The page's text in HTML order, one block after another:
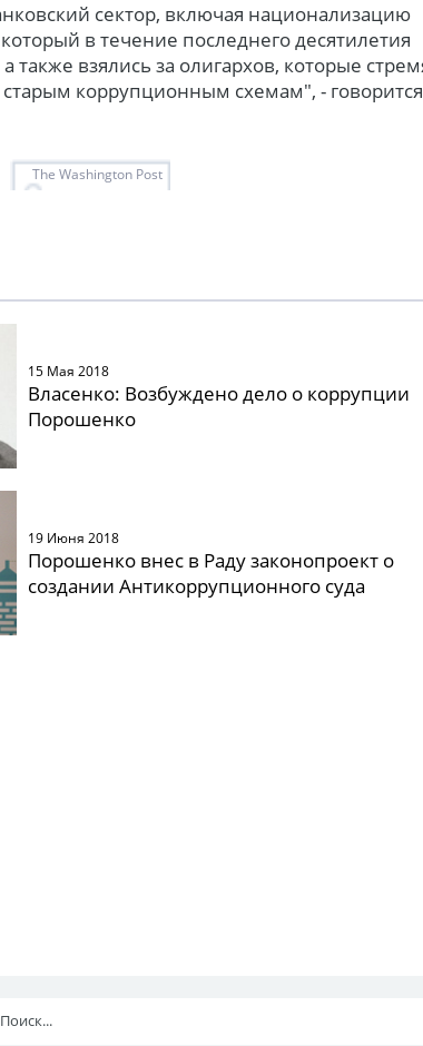
сектор, включая национализацию
в течение последнего десятилетия
взялись за олигархов, которые
коррупционным схемам", -
The Washington Post
15 Мая 2018
Власенко: Возбуждено дело о коррупции
Порошенко
19 Июня 2018
Порошенко внес в Раду законопроект о
создании Антикоррупционного суда